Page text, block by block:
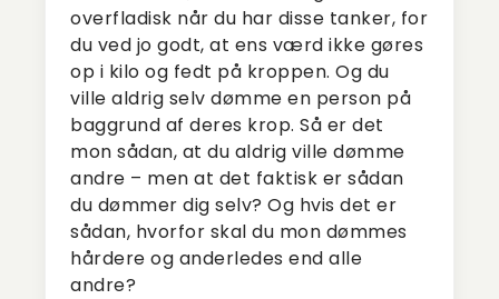
overfladisk når du har disse tanker, for
du ved jo godt, at ens værd ikke gøres
op i kilo og fedt på kroppen. Og du
ville aldrig selv dømme en person på
baggrund af deres krop. Så er det
mon sådan, at du aldrig ville dømme
andre – men at det faktisk er sådan
du dømmer dig selv? Og hvis det er
sådan, hvorfor skal du mon dømmes
hårdere og anderledes end alle
andre?